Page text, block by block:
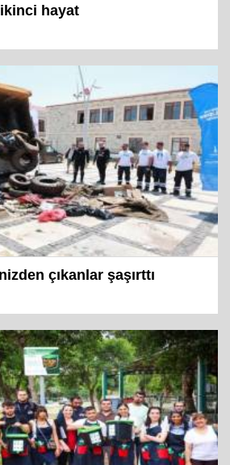
hayat
çıkanlar şaşırttı